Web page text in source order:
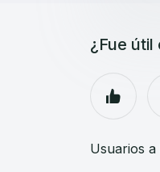
¿Fue
Usuarios